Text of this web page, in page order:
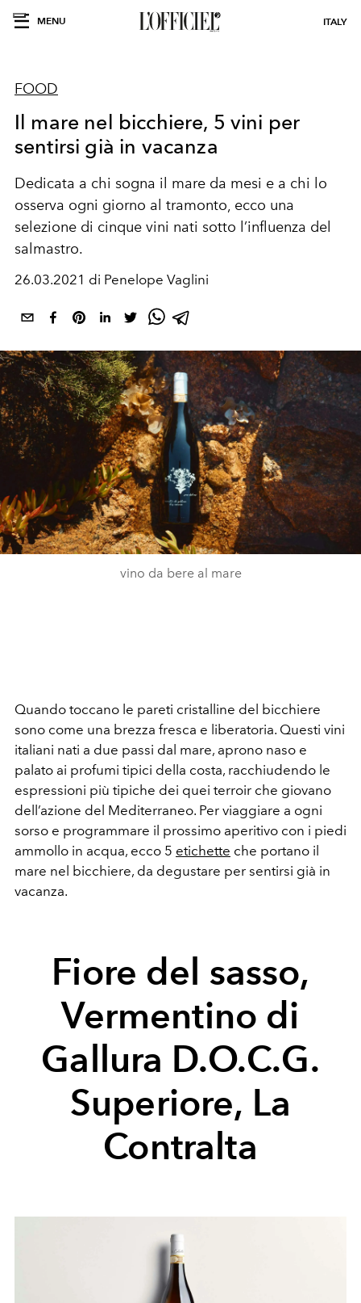
MENU ITALY
FOOD
Il mare nel bicchiere, 5 vini per
sentirsi già in vacanza
Dedicata a chi sogna il mare da mesi e a chi lo
osserva ogni giorno al tramonto, ecco una
selezione di cinque vini nati sotto l’influenza del
salmastro.
26.03.2021 di Penelope Vaglini
vino da bere al mare
Quando toccano le pareti cristalline del bicchiere
sono come una brezza fresca e liberatoria. Questi vini
italiani nati a due passi dal mare, aprono naso e
palato ai profumi tipici della costa, racchiudendo le
espressioni più tipiche dei quei terroir che giovano
dell’azione del Mediterraneo. Per viaggiare a ogni
sorso e programmare il prossimo aperitivo con i piedi
ammollo in acqua, ecco 5 etichette che portano il
mare nel bicchiere, da degustare per sentirsi già in
vacanza.
Fiore del sasso,
Vermentino di
Gallura D.O.C.G.
Superiore, La
Contralta